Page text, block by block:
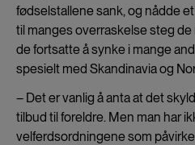
fødselstallene sank, og nådde
til manges overraskelse steg
de fortsatte å synke i mange
spesielt med Skandinavia og
– Det er vanlig å anta at det
tilbud til foreldre. Men man har
velferdsordningene som